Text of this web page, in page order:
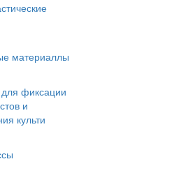
материаллы
фиксации
и
культи